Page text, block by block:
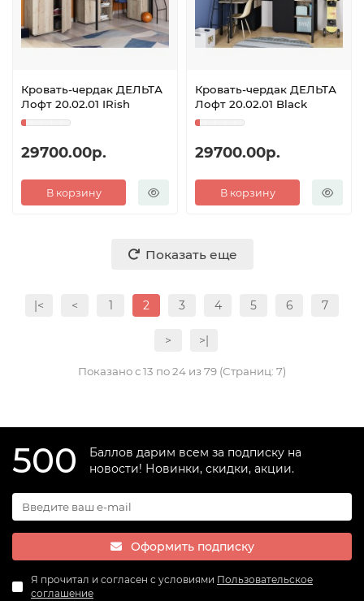
Кровать-чердак ДЕЛЬТА
Лофт 20.02.01 IRish
29700.00р.
В корзину
Кровать-чердак ДЕЛЬТА
Лофт 20.02.01 Black
29700.00р.
В корзину
Показать еще
|< < 1 2 3 4 5 6 7
> >|
Показано с 13 по 24 из 79 (Страниц: 7)
500
Баллов дарим всем за подписку на
новости! Новинки, скидки, акции.
Оформить подписку
Я прочитал и согласен с условиями Пользовательское
соглашение